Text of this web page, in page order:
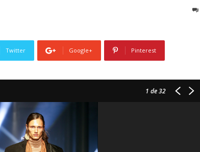
Twitter Google+ Pinterest
1 de 32